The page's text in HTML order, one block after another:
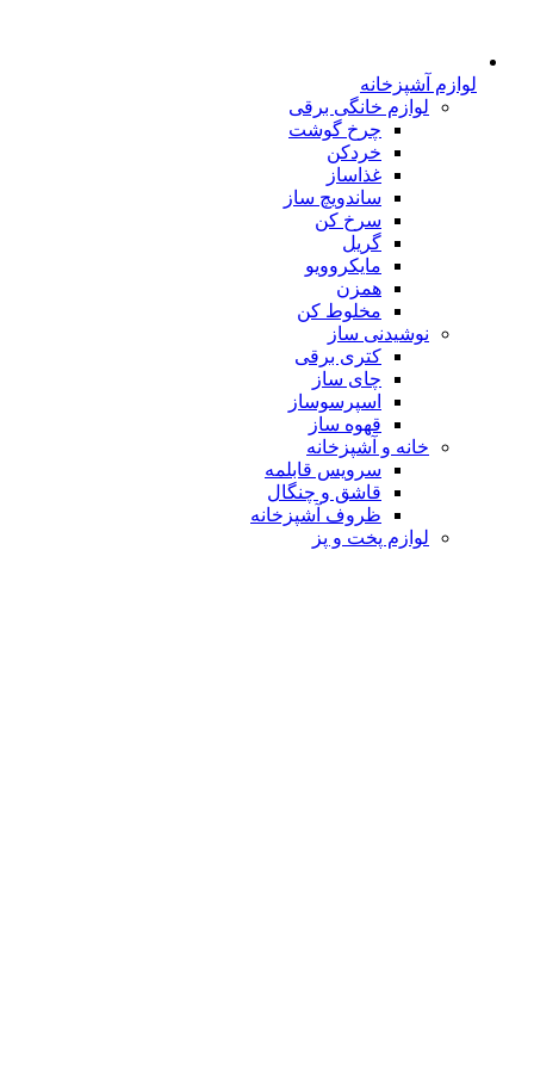
لوازم آشپزخانه
لوازم خانگی برقی
چرخ گوشت
خردکن
غذاساز
ساندویچ ساز
سرخ کن
گریل
مایکروویو
همزن
مخلوط کن
نوشیدنی ساز
کتری برقی
چای ساز
اسپرسوساز
قهوه ساز
خانه و آشپزخانه
سرویس قابلمه
قاشق و چنگال
ظروف آشپزخانه
لوازم پخت و پز